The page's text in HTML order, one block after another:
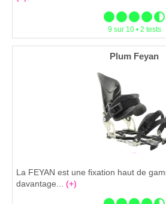
9 sur 10 • 2 tests
Plum Feyan
La FEYAN est une fixation haut de
davantage... (+)